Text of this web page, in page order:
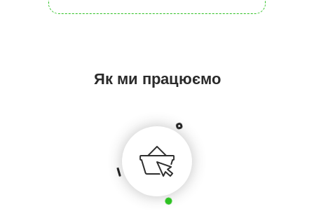
Як ми працюємо